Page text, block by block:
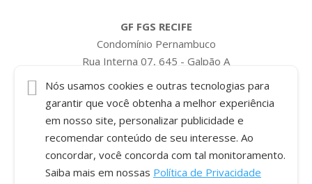
GF FGS RECIFE
Condomínio Pernambuco
Rua Interna 07, 645 - Galpão A
Bairro Pontezinha
Cabo de Santo Agostinho/PE
CEP: 54589-635
Nós usamos cookies e outras tecnologias para
garantir que você obtenha a melhor experiência
em nosso site, personalizar publicidade e
recomendar conteúdo de seu interesse. Ao
concordar, você concorda com tal monitoramento.
Saiba mais em nossas Política de Privacidade